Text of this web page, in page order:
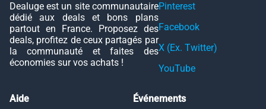
Dealuge est un site communautaire
dédié aux deals et bons plans
partout en France. Proposez des
deals, profitez de ceux partagés par
la communauté et faites des
économies sur vos achats !
Pinterest
Facebook
X (Ex. Twitter)
YouTube
Aide
Événements